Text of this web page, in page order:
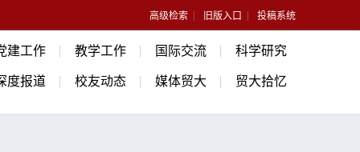
高级检索 旧版入口 投稿系统
建工作 教学工作 国际交流 科学研究
度报道 校友动态 媒体贸大 贸大拾忆